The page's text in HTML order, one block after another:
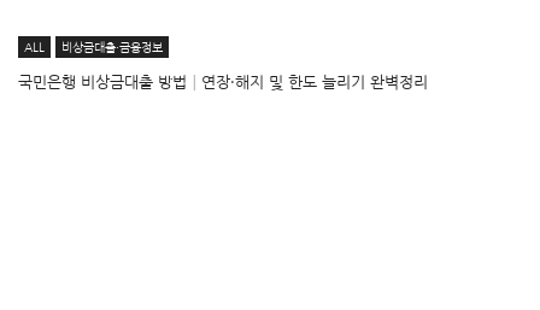
ALL 비상금대출·금융정보
국민은행 비상금대출 방법│연장·해지 및 한도 늘리기 완벽정리